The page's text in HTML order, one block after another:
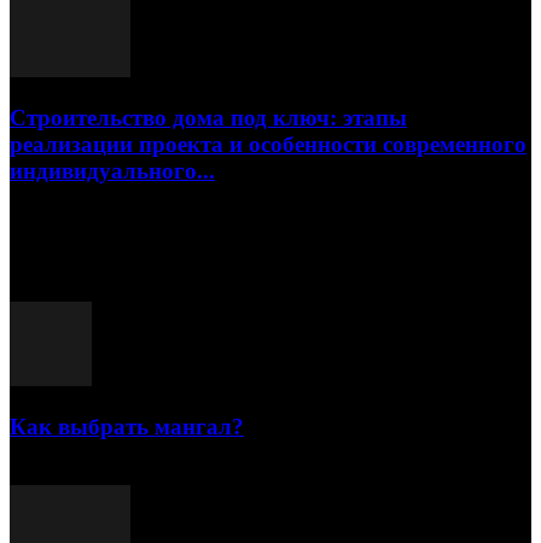
Строительство дома под ключ: этапы
реализации проекта и особенности современного
индивидуального...
Как выбрать мангал?